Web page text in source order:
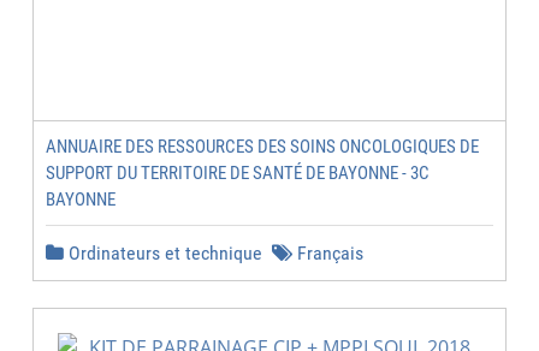
ANNUAIRE DES RESSOURCES DES SOINS ONCOLOGIQUES DE
SUPPORT DU TERRITOIRE DE SANTÉ DE BAYONNE - 3C
BAYONNE
Ordinateurs et technique Français